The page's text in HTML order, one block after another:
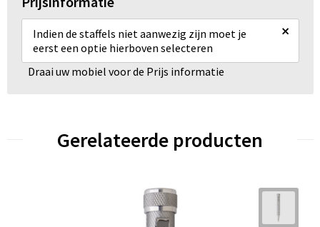
Indien de staffels niet aanwezig zijn moet je
eerst een optie hierboven selecteren
×
Draai uw mobiel voor de Prijs informatie
Gerelateerde producten